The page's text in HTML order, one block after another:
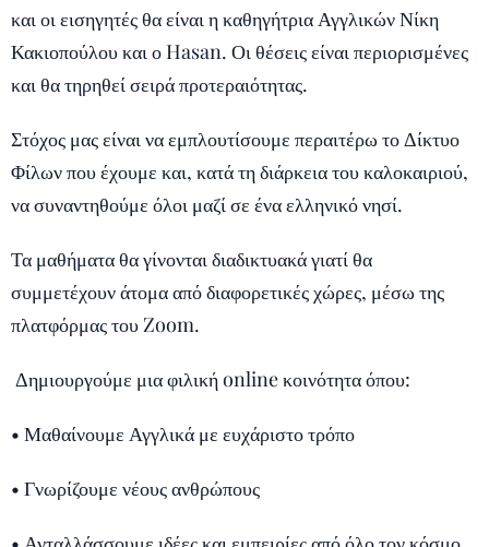
και οι εισηγητές θα είναι η καθηγήτρια Αγγλικών Νίκη
Κακιοπούλου και ο Hasan. Οι θέσεις είναι περιορισμένες
και θα τηρηθεί σειρά προτεραιότητας.
Στόχος μας είναι να εμπλουτίσουμε περαιτέρω το Δίκτυο
Φίλων που έχουμε και, κατά τη διάρκεια του καλοκαιριού,
να συναντηθούμε όλοι μαζί σε ένα ελληνικό νησί.
Τα μαθήματα θα γίνονται διαδικτυακά γιατί θα
συμμετέχουν άτομα από διαφορετικές χώρες, μέσω της
πλατφόρμας του Zoom.
Δημιουργούμε μια φιλική online κοινότητα όπου:
• Μαθαίνουμε Αγγλικά με ευχάριστο τρόπο
• Γνωρίζουμε νέους ανθρώπους